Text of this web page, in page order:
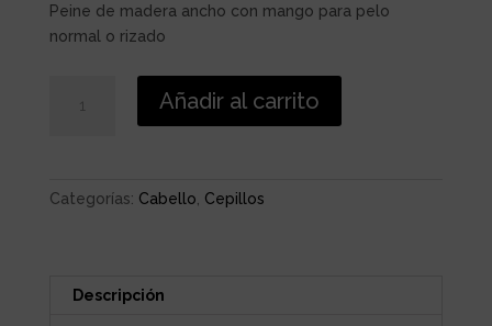
Peine de madera ancho con mango para pelo
normal o rizado
CABELLO
cantidad
Añadir al carrito
Categorías: Cabello, Cepillos
Descripción